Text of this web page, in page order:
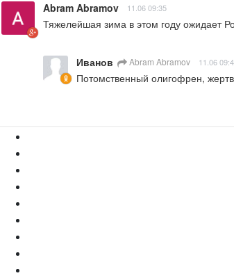
Abram Abramov 11.06 09:35
Тяжелейшая зима в этом году ожидает
Иванов Abram Abramov 11.06
Потомственный олигофрен,